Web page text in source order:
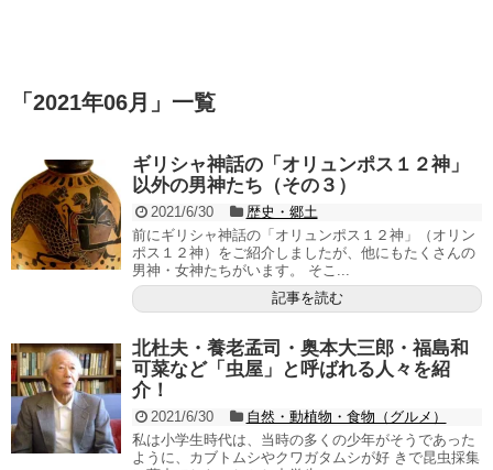
「 2021年06月 」 一覧
ギリシャ神話の「オリュンポス１２神」
以外の男神たち（その３）
2021/6/30
歴史・郷土
前にギリシャ神話の「オリュンポス１２神」（オリン
ポス１２神）をご紹介しましたが、他にもたくさんの
男神・女神たちがいます。 そこ...
記事を読む
北杜夫・養老孟司・奥本大三郎・福島和
可菜など「虫屋」と呼ばれる人々を紹
介！
2021/6/30
自然・動植物・食物（グルメ）
私は小学生時代は、当時の多くの少年がそうであった
ように、カブトムシやクワガタムシが好 きで昆虫採集